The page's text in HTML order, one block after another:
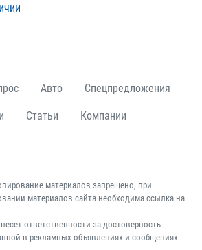
Авто Спецпредложения
Статьи Компании
материалов запрещено, при
материалов сайта необходима ссылка на
ответственности за достоверность
в рекламных объявлениях и сообщениях